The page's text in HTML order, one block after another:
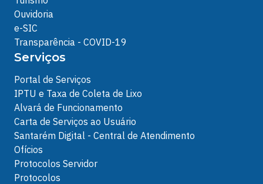
Ouvidoria
e-SIC
Transparência - COVID-19
Serviços
Portal de Serviços
IPTU e Taxa de Coleta de Lixo
Alvará de Funcionamento
Carta de Serviços ao Usuário
Santarém Digital - Central de Atendimento
Ofícios
Protocolos Servidor
Protocolos